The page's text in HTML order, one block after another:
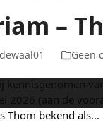
–
Geen
kennisgenomen
2026 (aan de
Thom bekend als…